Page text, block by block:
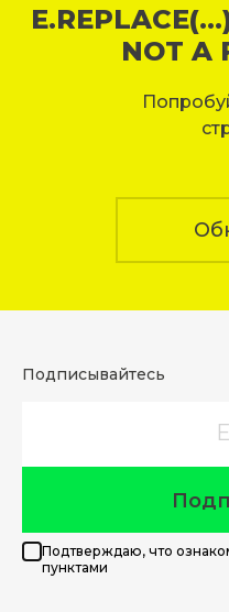
NOT A
Подписывайтесь
Подтверждаю, что
пунктами